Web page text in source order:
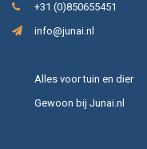
+31 (0)850655451
info@junai.nl
Alles voor tuin en dier
Gewoon bij Junai.nl